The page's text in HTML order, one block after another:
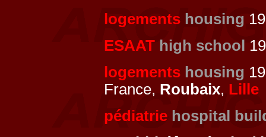
logements housing
ESAAT high school
logements housing
France, Roubaix, Lille
pédiatrie hospital